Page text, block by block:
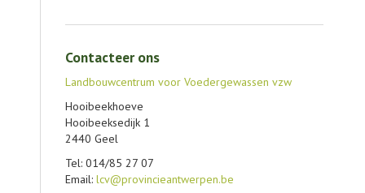
Contacteer ons
Landbouwcentrum voor Voedergewassen vzw
Hooibeekhoeve
Hooibeeksedijk 1
2440 Geel
Tel: 014/85 27 07
Email: lcv@provincieantwerpen.be